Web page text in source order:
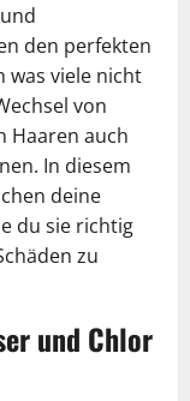
den perfekten
was viele nicht
von
Haaren auch
In diesem
deine
du sie richtig
zu
und Chlor